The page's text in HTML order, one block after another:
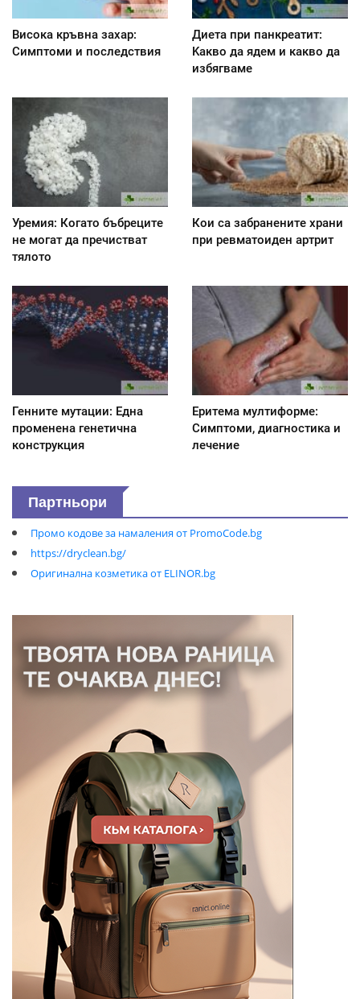
Висока кръвна захар:
Симптоми и последствия
Диета при панкреатит:
Kакво да ядем и какво да
избягваме
Уремия: Когато бъбреците
не могат да пречистват
тялото
Кои са забранените храни
при ревматоиден артрит
Генните мутации: Една
променена генетична
конструкция
Еритема мултиформе:
Симптоми, диагностика и
лечение
Партньори
Промо кодове за намаления от PromoCode.bg
https://dryclean.bg/
Оригинална козметика от ELINOR.bg